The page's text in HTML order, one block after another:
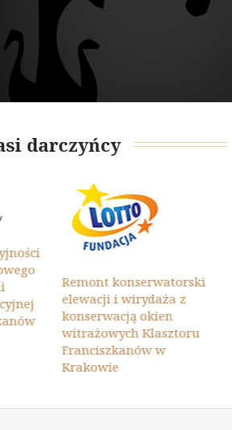
darczyńcy
Remont konserwatorski
elewacji i wirydaża z
konserwacją okien
witrażowych Klasztoru
Franciszkanów w
Krakowie